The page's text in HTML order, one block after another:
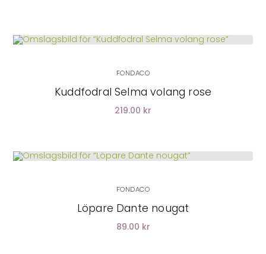
LÄGG I VARUKORG
FONDACO
Kuddfodral Selma volang rose
219.00 kr
LÄGG I VARUKORG
FONDACO
Löpare Dante nougat
89.00 kr